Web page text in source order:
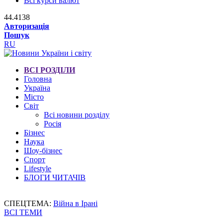
44.4138
Авторизація
Пошук
RU
ВСІ РОЗДІЛИ
Головна
Україна
Місто
Світ
Всі новини розділу
Росія
Бізнес
Наука
Шоу-бізнес
Спорт
Lifestyle
БЛОГИ ЧИТАЧІВ
СПЕЦТЕМА: Війна в Ірані
ВСІ ТЕМИ